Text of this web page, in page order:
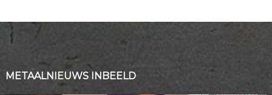
METAALNIEUWS INBEELD